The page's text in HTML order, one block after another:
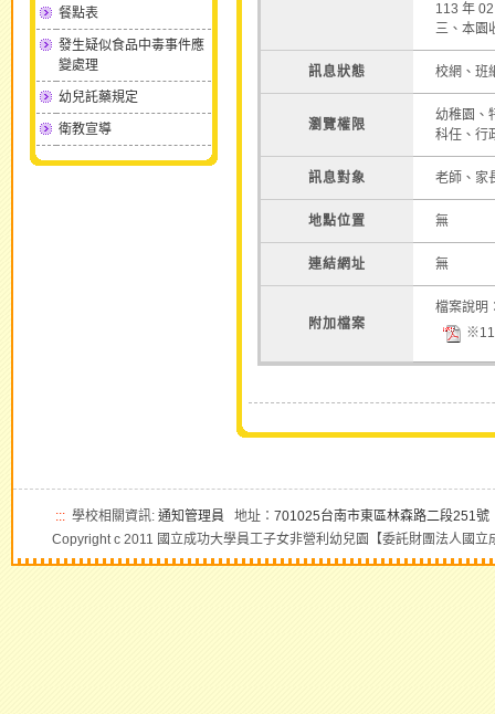
餐點表
發生疑似食品中毒事件應
變處理
幼兒託藥規定
衛教宣導
113 年
三、本園
訊息狀態 校網、班
瀏覽權限
幼稚園、
科任、行
訊息對象 老師、家
地點位置 無
連結網址 無
附加檔案
檔案說明
::: 學校相關資訊: 通知管理員 地址： 701025台南市東區林森路二段251號
Copyright c 2011 國立成功大學員工子女非營利幼兒園【委託財團法人國